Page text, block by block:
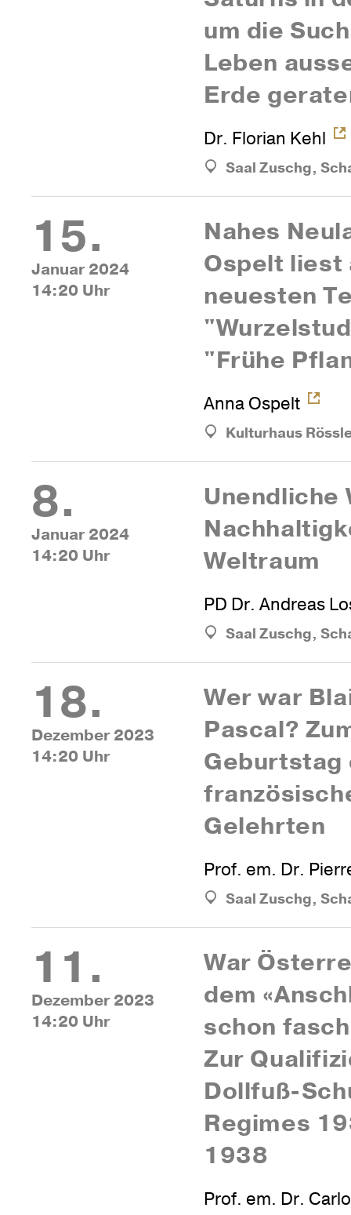
um die
Leben
Erde
Dr. Florian Kehl
Saal Zuschg,
15.
Januar 2024
14:20 Uhr
Nahes
Ospelt liest
neuesten
"Frühe
Anna Ospelt
Kulturhaus
8.
Januar 2024
14:20 Uhr
Unend­liche
Weltraum
PD Dr. Andreas
Saal Zuschg,
18.
Dezember 2023
14:20 Uhr
Wer war
Pascal?
Geburtstag
Gelehrten
Prof. em. Dr.
Saal Zuschg,
11.
Dezember 2023
14:20 Uhr
War
dem
schon
Zur
Dollfuß-
Regimes
1938
Prof. em. Dr.